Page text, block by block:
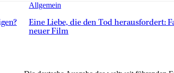
Allgemein
Eine Liebe, die den Tod herausfordert:
neuer Film